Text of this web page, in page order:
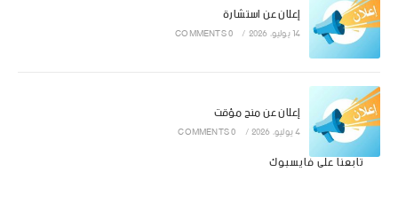
إعلان عن استشارة
14 يوليو، 2026 /
0 COMMENTS
إعلان عن منح مؤقت
4 يوليو، 2026 /
0 COMMENTS
تابعنا على فايسبوك